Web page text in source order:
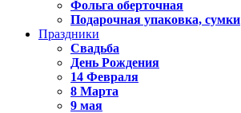
Фольга оберточная
Подарочная упаковка, сумки
Праздники
Свадьба
День Рождения
14 Февраля
8 Марта
9 мая